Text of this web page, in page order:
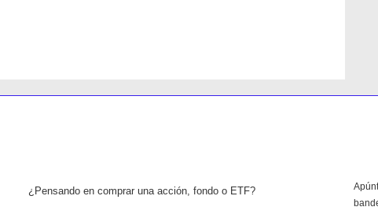
¿Pensando en comprar una acción, fondo o ETF?